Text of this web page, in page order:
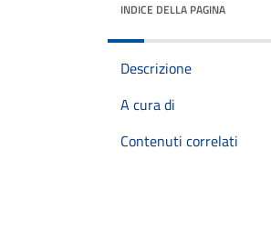
INDICE DELLA PAGINA
Descrizione
A cura di
Contenuti correlati